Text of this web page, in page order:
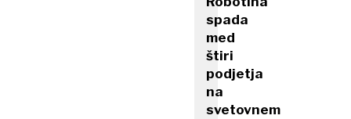
spada
med
štiri
podjetja
na
svetovnem